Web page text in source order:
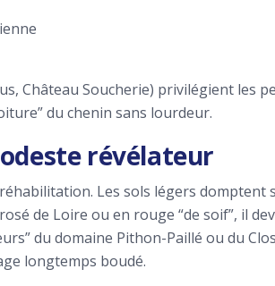
Château Soucherie) privilégient les
du chenin sans lourdeur.
révélateur
Les sols légers domptent
de Loire ou en rouge “de soif”, il
du domaine Pithon-Paillé ou du
longtemps boudé.